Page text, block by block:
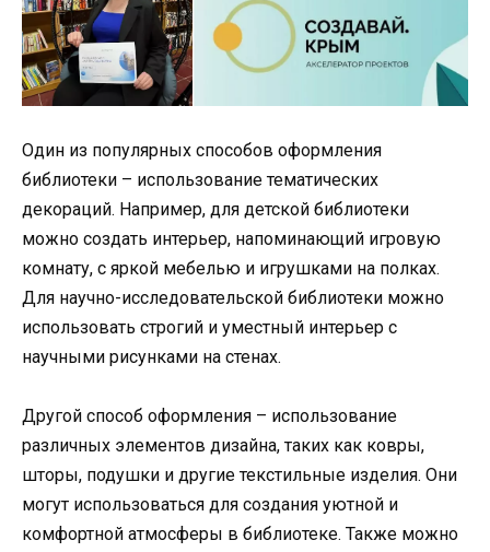
Один из популярных способов оформления
библиотеки – использование тематических
декораций. Например, для детской библиотеки
можно создать интерьер, напоминающий игровую
комнату, с яркой мебелью и игрушками на полках.
Для научно-исследовательской библиотеки можно
использовать строгий и уместный интерьер с
научными рисунками на стенах.
Другой способ оформления – использование
различных элементов дизайна, таких как ковры,
шторы, подушки и другие текстильные изделия. Они
могут использоваться для создания уютной и
комфортной атмосферы в библиотеке. Также можно